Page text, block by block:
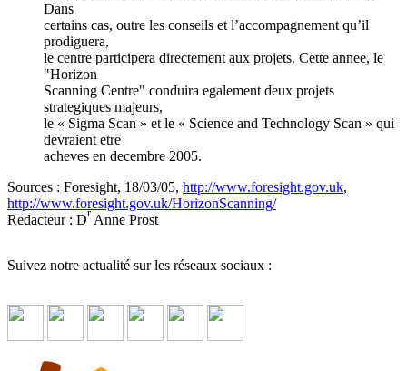
Dans
certains cas, outre les conseils et l’accompagnement qu’il
prodiguera,
le centre participera directement aux projets. Cette annee, le
"Horizon
Scanning Centre" conduira egalement deux projets
strategiques majeurs,
le « Sigma Scan » et le « Science and Technology Scan » qui
devraient etre
acheves en decembre 2005.
Sources : Foresight, 18/03/05, http://www.foresight.gov.uk,
http://www.foresight.gov.uk/HorizonScanning/
Redacteur : Dr Anne Prost
Suivez notre actualité sur les réseaux sociaux :